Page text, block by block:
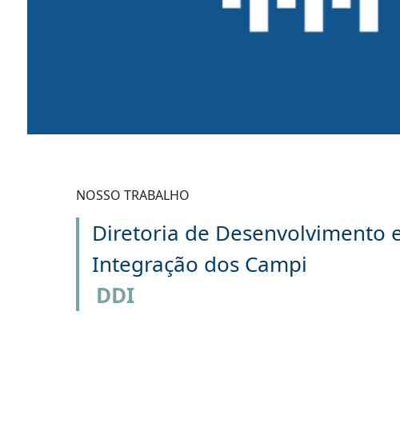
NOSSO TRABALHO
Diretoria de Desenvolvimento
Integração dos Campi
DDI